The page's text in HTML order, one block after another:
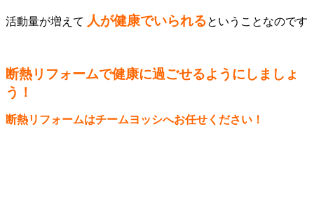
活動量が増えて 人が健康でいられるということなのです
断熱リフォームで健康に過ごせるようにしましょ
う！
断熱リフォームはチームヨッシへお任せください！